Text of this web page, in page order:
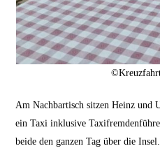
Am Nachbartisch sitzen Heinz
ein Taxi inklusive
beide den ganzen Tag über die